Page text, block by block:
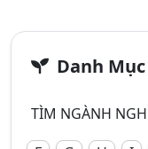
Danh
TÌM NGÀNH